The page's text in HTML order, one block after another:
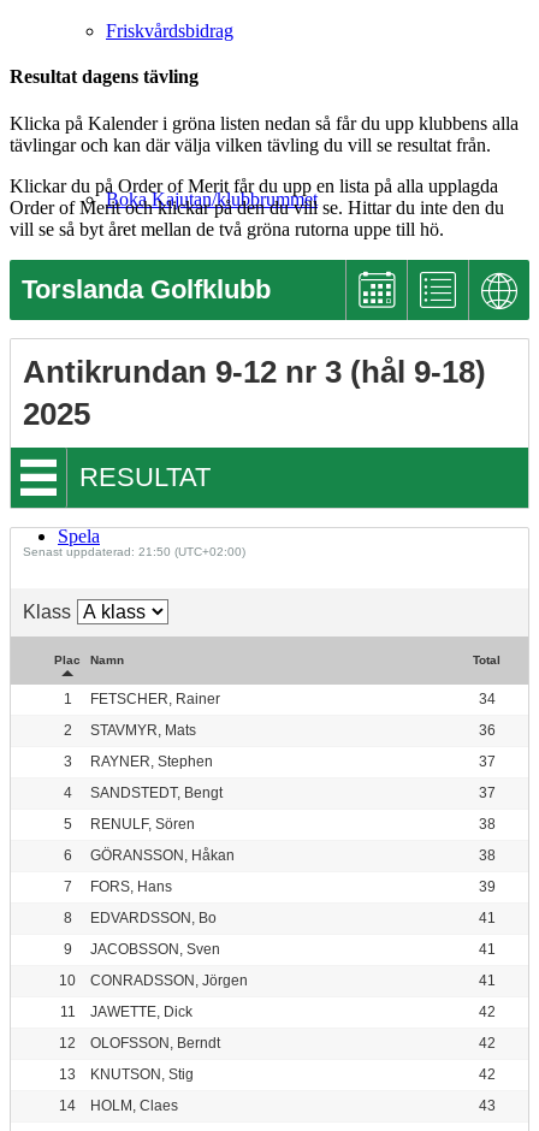
Friskvårdsbidrag
Boka Kajutan/klubbrummet
Köp & Sälj
Spela
18-hålsbanan
Korthålsbanan
Resultat dagens tävling
Klicka på Kalender i gröna listen nedan så får du upp klubbens alla
tävlingar och kan där välja vilken tävling du vill se resultat från.
Klickar du på Order of Merit får du upp en lista på alla upplagda
Order of Merit och klickar på den du vill se. Hittar du inte den du
vill se så byt året mellan de två gröna rutorna uppe till hö.
Torslanda Golfklubb
Antikrundan 9-12 nr 3 (hål 9-18)
2025
RESULTAT
Senast uppdaterad: 21:50 (UTC+02:00)
Klass
Plac Namn Total
1 FETSCHER, Rainer
34
2
STAVMYR, Mats
36
3
RAYNER, Stephen
37
4
SANDSTEDT, Bengt
37
5
RENULF, Sören
38
6
GÖRANSSON, Håkan
38
7
FORS, Hans
39
8
EDVARDSSON, Bo
41
9
JACOBSSON, Sven
41
10
CONRADSSON, Jörgen
41
11
JAWETTE, Dick
42
12
OLOFSSON, Berndt
42
13
KNUTSON, Stig
42
14
HOLM, Claes
43